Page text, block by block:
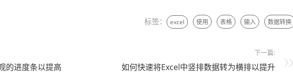
标签： excel 使用 表格 输入 数据转换
的进度条以提高
下一篇:
如何快速将Excel中竖排数据转为横排以提升